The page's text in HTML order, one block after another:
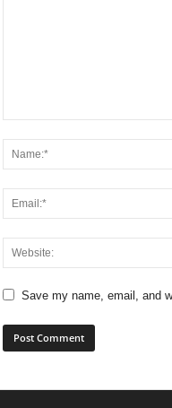
Save my name, email, and